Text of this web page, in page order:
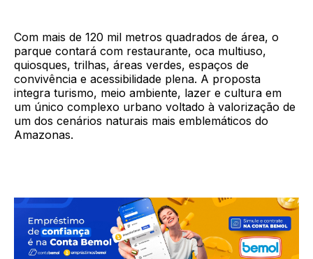
Com mais de 120 mil metros quadrados de área, o
parque contará com restaurante, oca multiuso,
quiosques, trilhas, áreas verdes, espaços de
convivência e acessibilidade plena. A proposta
integra turismo, meio ambiente, lazer e cultura em
um único complexo urbano voltado à valorização de
um dos cenários naturais mais emblemáticos do
Amazonas.